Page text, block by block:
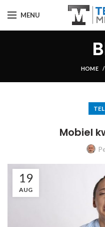
MENU
HOME
Mobiel
19
AUG